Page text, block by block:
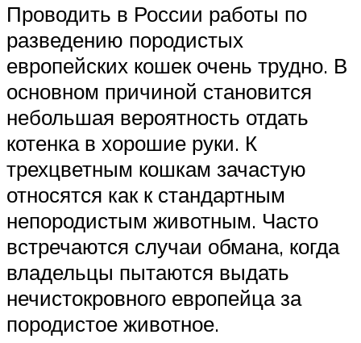
Проводить в России работы по
разведению породистых
европейских кошек очень трудно. В
основном причиной становится
небольшая вероятность отдать
котенка в хорошие руки. К
трехцветным кошкам зачастую
относятся как к стандартным
непородистым животным. Часто
встречаются случаи обмана, когда
владельцы пытаются выдать
нечистокровного европейца за
породистое животное.